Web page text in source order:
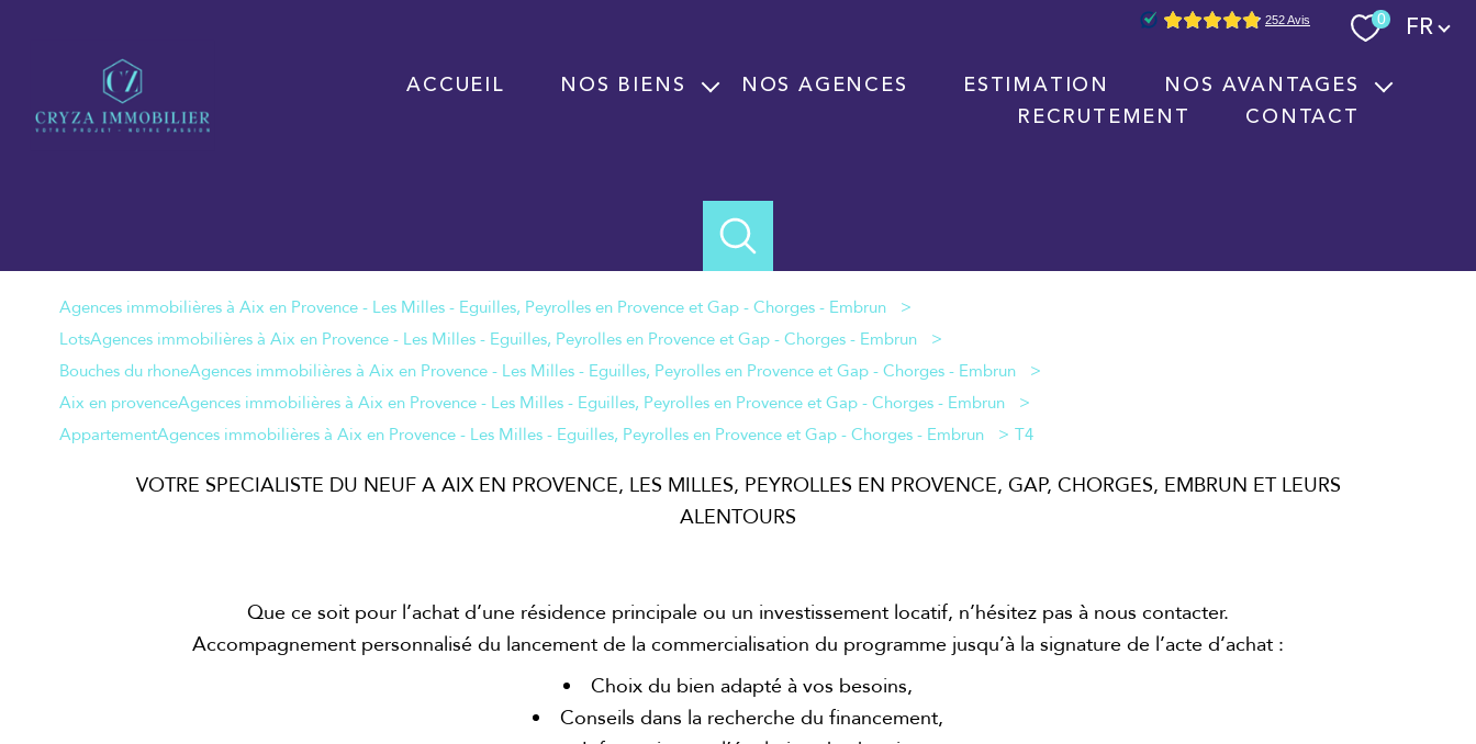
0 Langue
FR
ACCUEIL NOS BIENS
Immobilier professionnel Vente
Fond de commerce
NOS AGENCES ESTIMATION NOS AVANTAGES
RECRUTEMENT CONTACT
Lots
Bouches du rhone
Aix en provence
Appartement
T4
VOTRE SPECIALISTE DU NEUF A AIX EN PROVENCE, LES MILLES, PEYROLLES EN PROVENCE, GAP, CHORGES, EMBRUN ET LEURS
ALENTOURS
Que ce soit pour l’achat d’une résidence principale ou un investissement locatif, n’hésitez pas à nous contacter.
Accompagnement personnalisé du lancement de la commercialisation du programme jusqu’à la signature de l’acte d’achat :
Choix du bien adapté à vos besoins,
Conseils dans la recherche du financement,